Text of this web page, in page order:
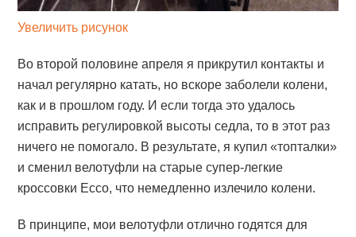
Увеличить рисунок
Во второй половине апреля я прикрутил контакты и
начал регулярно катать, но вскоре заболели колени,
как и в прошлом году. И если тогда это удалось
исправить регулировкой высоты седла, то в этот раз
ничего не помогало. В результате, я купил «топталки»
и сменил велотуфли на старые супер-легкие
кроссовки Ecco, что немедленно излечило колени.
В принципе, мои велотуфли отлично годятся для